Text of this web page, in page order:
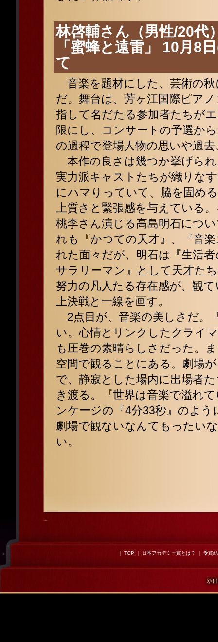
林啓輔さん（男性/20代
「蜜蜂と遠雷」 10月8
て
音楽を題材にした、芸術の
だ。舞台は、芳ヶ江国際ピア
指して名だたる参加者たちが
限にし、コンサートの予選か
の過程で登場人物の思いや過
本作の良さは幾つか挙げら
実力派キャストたちが織りな
にハマりっていて、脇を固め
上質さと緊張感を与えている
桃李さん演じる高島明石につ
れも『かつての天才』、『音
れた面々だが、明石は『生活
サラリーマン』として天才た
努力の凡人たる存在感が、観
上決戦と一線を画す。
2点目が、音楽の美しさだ。
い。心情とリンクしたクライ
も圧巻の素晴らしさだった。
空間で観ることにある。劇場
で、静寂とした場内に出場者
き渡る。『世界は音楽で溢れ
ンケージの『4分33秒』のよ
劇場で観ないなんてもったい
い。
｜ TOP｜ 日本アカデミー賞とは？ ｜ 受賞